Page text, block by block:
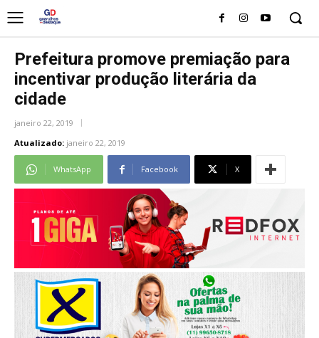
Prefeitura promove premiação para
incentivar produção literária da
cidade
janeiro 22, 2019
Atualizado: janeiro 22, 2019
WhatsApp Facebook X